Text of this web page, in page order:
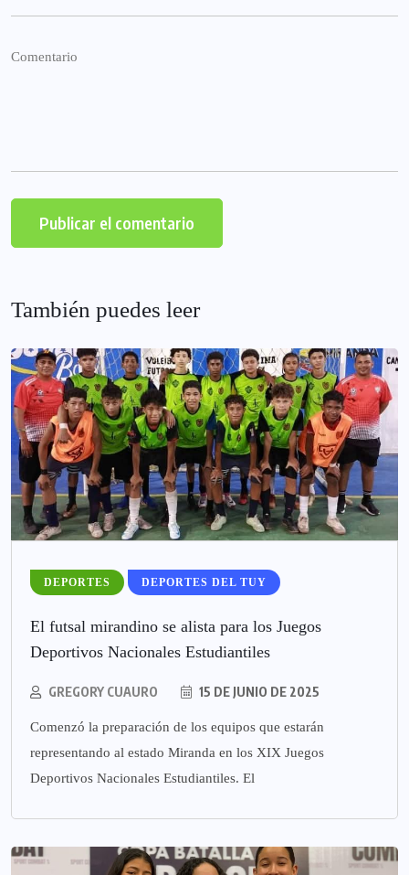
También puedes leer
DEPORTES DEPORTES DEL TUY
El futsal mirandino se alista para los Juegos
Deportivos Nacionales Estudiantiles
GREGORY CUAURO 15 DE JUNIO DE 2025
Comenzó la preparación de los equipos que estarán
representando al estado Miranda en los XIX Juegos
Deportivos Nacionales Estudiantiles. El